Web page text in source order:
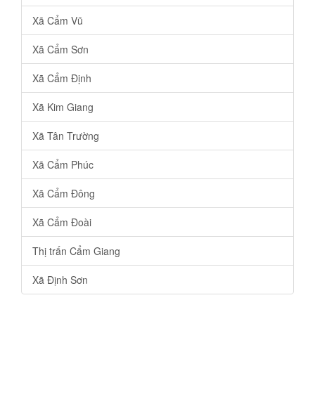
Xã Cẩm Vũ
Xã Cẩm Sơn
Xã Cẩm Định
Xã Kim Giang
Xã Tân Trường
Xã Cẩm Phúc
Xã Cẩm Đông
Xã Cẩm Đoài
Thị trấn Cẩm Giang
Xã Định Sơn